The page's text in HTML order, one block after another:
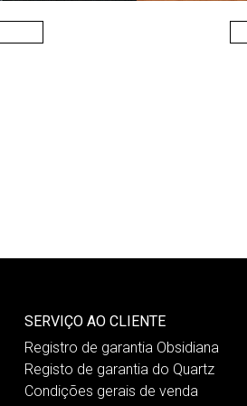
SERVIÇO AO CLIENTE
Registro de garantia Obsidiana
Registo de garantia do Quartz
Condições gerais de venda